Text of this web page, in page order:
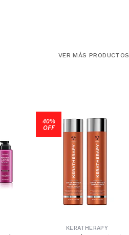
VER MÁS PRODUCTOS
40%
OFF
KERATHERAPY